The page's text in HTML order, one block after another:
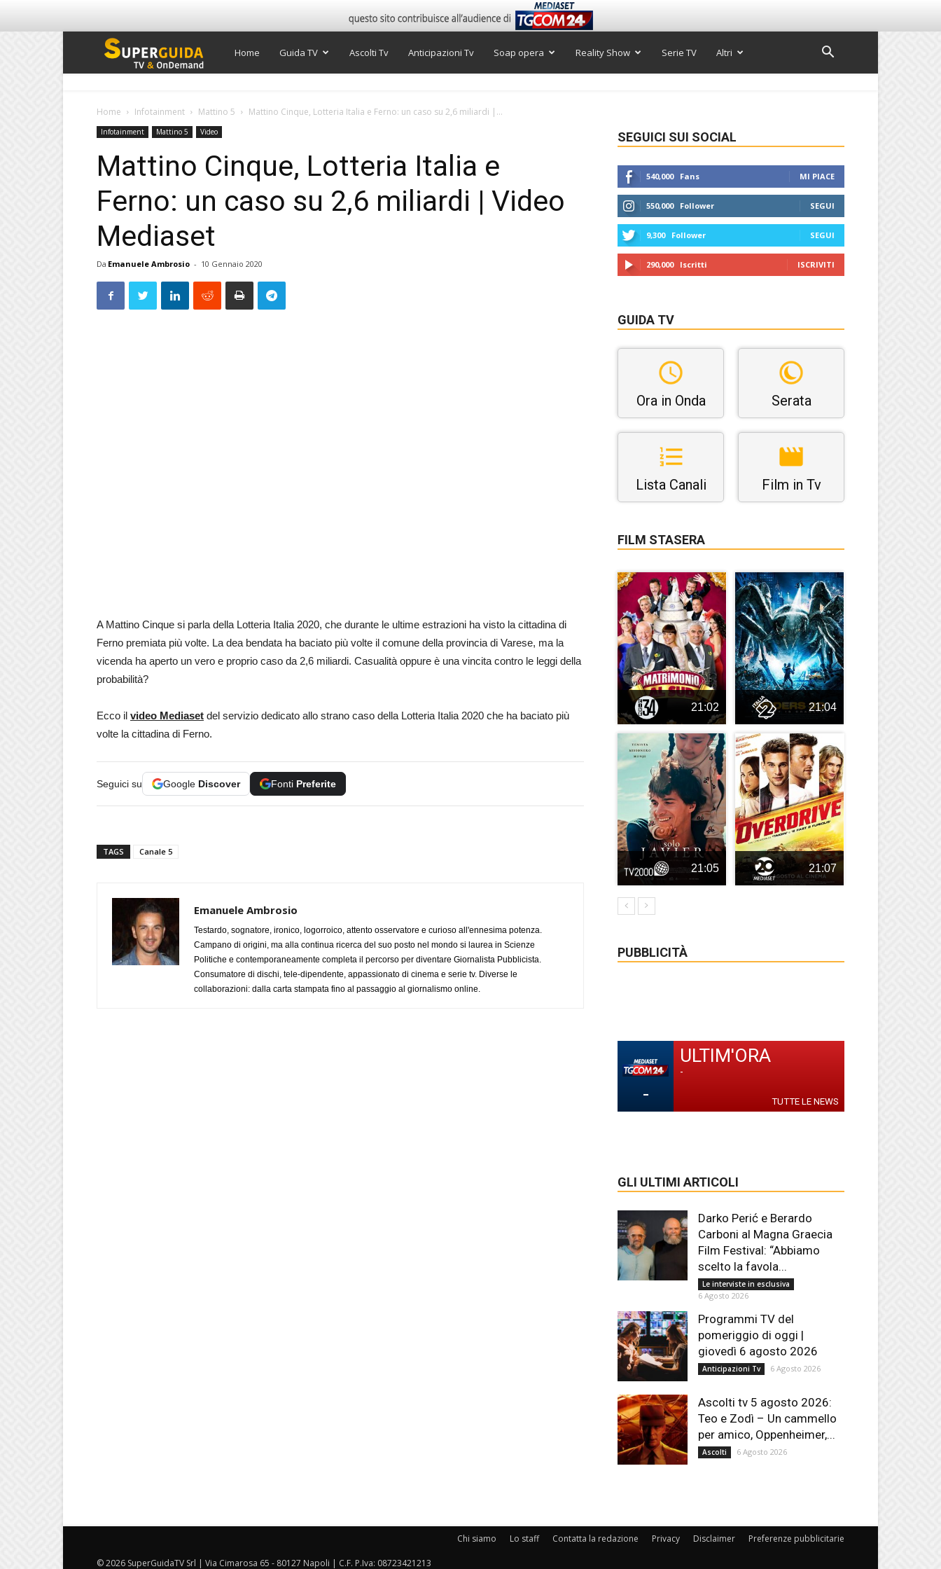
Super
Home Guida TV Ascolti Tv Anticipazioni Tv Soap opera Reality Show Serie TV Altri
Home Infotainment Mattino 5 Mattino Cinque, Lotteria Italia e Ferno: un caso su 2,6 miliardi |...
Infotainment Mattino 5 Video
Mattino Cinque, Lotteria Italia e
Ferno: un caso su 2,6 miliardi | Video
Mediaset
Da Emanuele Ambrosio - 10 Gennaio 2020
A Mattino Cinque si parla della Lotteria Italia 2020, che durante le ultime estrazioni ha visto la cittadina di
Ferno premiata più volte. La dea bendata ha baciato più volte il comune della provincia di Varese, ma la
vicenda ha aperto un vero e proprio caso da 2,6 miliardi. Casualità oppure è una vincita contro le leggi della
probabilità?
Ecco il video Mediaset del servizio dedicato allo strano caso della Lotteria Italia 2020 che ha baciato più
volte la cittadina di Ferno.
Seguici su Google Discover Fonti Preferite
TAGS Canale 5
Emanuele Ambrosio
Testardo, sognatore, ironico, logorroico, attento osservatore e curioso all'ennesima potenza.
Campano di origini, ma alla continua ricerca del suo posto nel mondo si laurea in Scienze
Politiche e contemporaneamente completa il percorso per diventare Giornalista Pubblicista.
Consumatore di dischi, tele-dipendente, appassionato di cinema e serie tv. Diverse le
collaborazioni: dalla carta stampata fino al passaggio al giornalismo online.
SEGUICI SUI SOCIAL
540,000 Fans MI PIACE
550,000 Follower SEGUI
9,300 Follower SEGUI
290,000 Iscritti ISCRIVITI
GUIDA TV
Ora in Onda Serata
Lista Canali Film in Tv
FILM STASERA
21:02 21:04
21:05 21:07
PUBBLICITÀ
-
ULTIM'ORA
-
TUTTE LE NEWS
GLI ULTIMI ARTICOLI
Darko Perić e Berardo
Carboni al Magna Graecia
Film Festival: “Abbiamo
scelto la favola...
Le interviste in esclusiva
6 Agosto 2026
Programmi TV del
pomeriggio di oggi |
giovedì 6 agosto 2026
Anticipazioni Tv 6 Agosto 2026
Ascolti tv 5 agosto 2026:
Teo e Zodì – Un cammello
per amico, Oppenheimer,...
Ascolti 6 Agosto 2026
Chi siamo Lo staff Contatta la redazione Privacy Disclaimer Preferenze pubblicitarie
© 2026 SuperGuidaTV Srl | Via Cimarosa 65 - 80127 Napoli | C.F. P.Iva: 08723421213